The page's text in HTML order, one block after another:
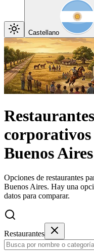
Castellano
Restaurantes
corporativos
Buenos Aires
Opciones de restaurantes
Buenos Aires. Hay una
datos para comparar.
Restaurantes